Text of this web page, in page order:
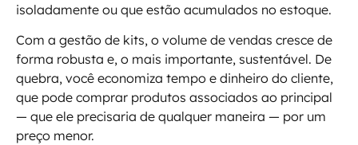
isoladamente ou que estão acumulados no estoque.
Com a gestão de kits, o volume de vendas cresce de
forma robusta e, o mais importante, sustentável. De
quebra, você economiza tempo e dinheiro do cliente,
que pode comprar produtos associados ao principal
— que ele precisaria de qualquer maneira — por um
preço menor.